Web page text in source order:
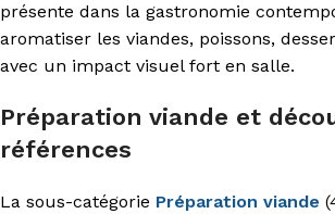
présente dans la gastronomie
aromatiser les viandes, poissons,
avec un impact visuel fort en salle.
Préparation viande et
références
La sous-catégorie Préparation viande